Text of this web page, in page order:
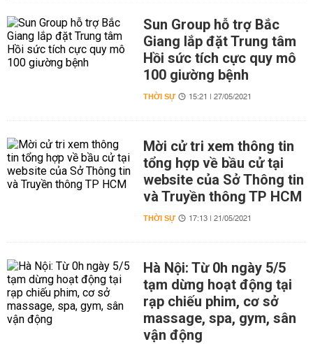
Sun Group hỗ trợ Bắc
Giang lắp đặt Trung tâm
Hồi sức tích cực quy mô
100 giường bệnh
THỜI SỰ 15:21 | 27/05/2021
Mời cử tri xem thông tin
tổng hợp về bầu cử tại
website của Sở Thông tin
và Truyền thông TP HCM
THỜI SỰ 17:13 | 21/05/2021
Hà Nội: Từ 0h ngày 5/5
tạm dừng hoạt động tại
rạp chiếu phim, cơ sở
massage, spa, gym, sân
vận động